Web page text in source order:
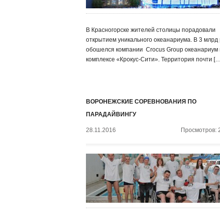
В Красногорске жителей столицы порадовали
открытием уникального океанариума. В 3 млрд
обошелся компании ‍ Crocus Group океанариум
комплексе «Крокус-Сити». Территория почти
ВОРОНЕЖСКИЕ СОРЕВНОВАНИЯ ПО
ПАРАДАЙВИНГУ
28.11.2016 Просмотров: